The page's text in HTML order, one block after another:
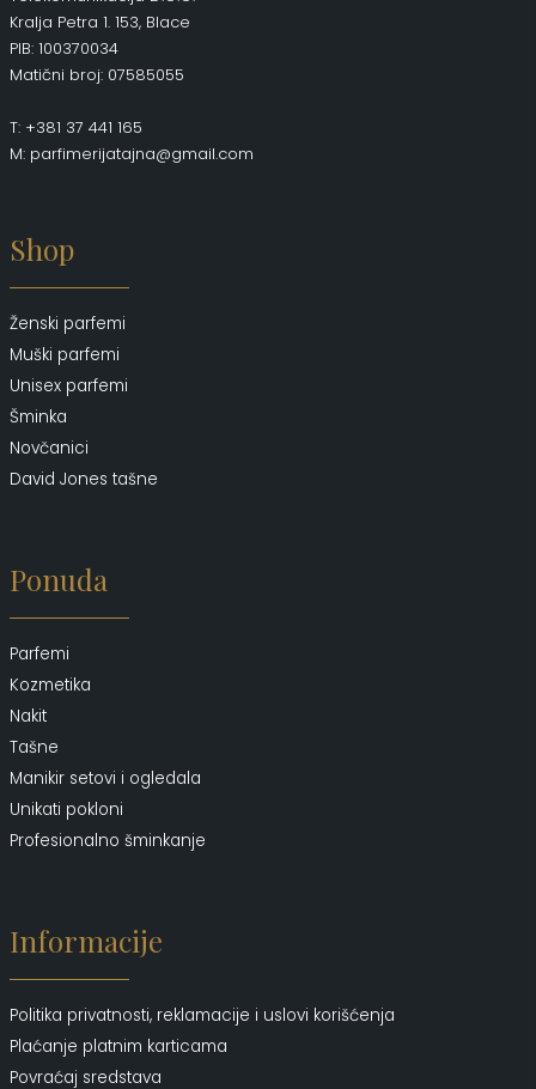
Kralja Petra 1. 153, Blace
PIB: 100370034
Matični broj: 07585055
T: +381 37 441 165
M: parfimerijatajna@gmail.com
Shop
Ženski parfemi
Muški parfemi
Unisex parfemi
Šminka
Novčanici
David Jones tašne
Ponuda
Parfemi
Kozmetika
Nakit
Tašne
Manikir setovi i ogledala
Unikati pokloni
Profesionalno šminkanje
Informacije
Politika privatnosti, reklamacije i uslovi korišćenja
Plaćanje platnim karticama
Povraćaj sredstava